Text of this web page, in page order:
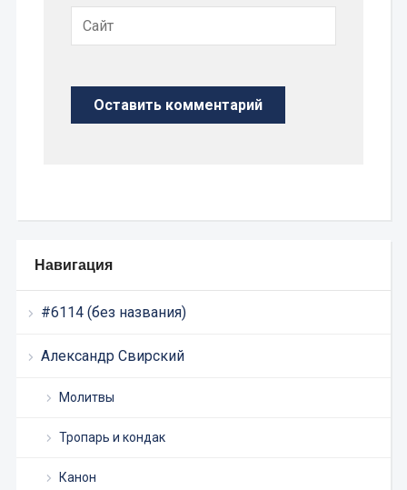
Навигация
#6114 (без названия)
Александр Свирский
Молитвы
Тропарь и кондак
Канон